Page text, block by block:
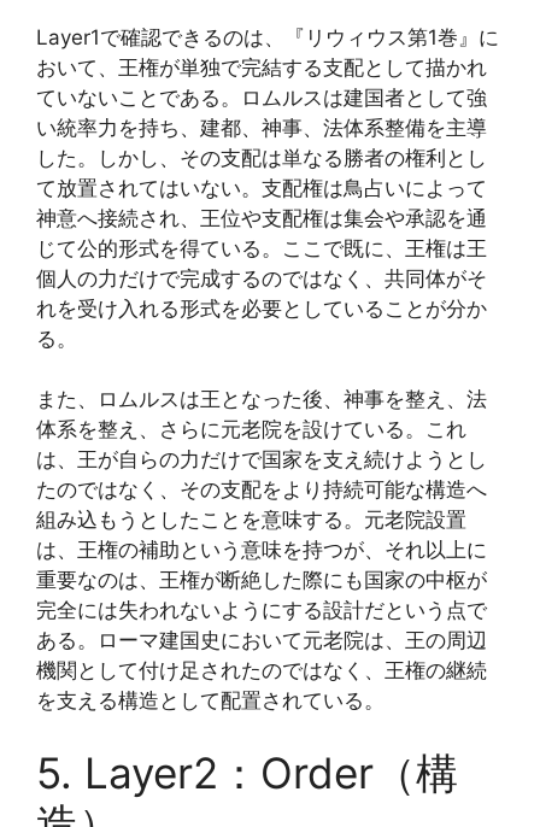
Layer1で確認できるのは、『リウィウス第1巻』に
おいて、王権が単独で完結する支配として描かれ
ていないことである。ロムルスは建国者として強
い統率力を持ち、建都、神事、法体系整備を主導
した。しかし、その支配は単なる勝者の権利とし
て放置されてはいない。支配権は鳥占いによって
神意へ接続され、王位や支配権は集会や承認を通
じて公的形式を得ている。ここで既に、王権は王
個人の力だけで完成するのではなく、共同体がそ
れを受け入れる形式を必要としていることが分か
る。
また、ロムルスは王となった後、神事を整え、法
体系を整え、さらに元老院を設けている。これ
は、王が自らの力だけで国家を支え続けようとし
たのではなく、その支配をより持続可能な構造へ
組み込もうとしたことを意味する。元老院設置
は、王権の補助という意味を持つが、それ以上に
重要なのは、王権が断絶した際にも国家の中枢が
完全には失われないようにする設計だという点で
ある。ローマ建国史において元老院は、王の周辺
機関として付け足されたのではなく、王権の継続
を支える構造として配置されている。
5. Layer2：Order（構